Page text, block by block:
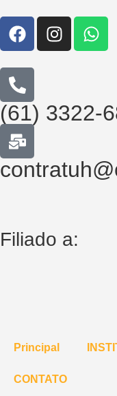
(61) 3322-
Filiado a:
Principal
CONTATO